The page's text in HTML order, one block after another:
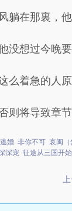
躺在那裏，
没想过今晚
么着急的人
则将导致章
婚 非你不可 哀闽（
深宠 征途从三国开始